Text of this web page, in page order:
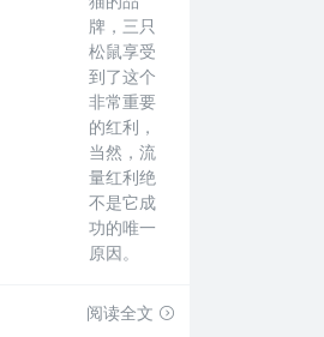
牌，三只
松鼠享受
到了这个
非常重要
的红利，
当然，流
量红利绝
不是它成
功的唯一
原因。
阅读全文